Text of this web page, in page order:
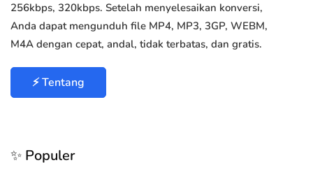
256kbps, 320kbps. Setelah menyelesaikan konversi,
Anda dapat mengunduh file MP4, MP3, 3GP, WEBM,
M4A dengan cepat, andal, tidak terbatas, dan gratis.
⚡ Tentang
✨ Populer